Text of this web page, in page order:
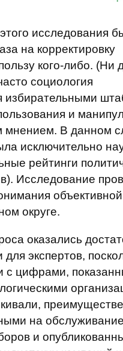
исследования
на корректировку
кого-либо. (Ни
социология
избирательными
и
В данном
исключительно
рейтинги
Исследование
округе.
оказались
экспертов,
с цифрами,
на
и